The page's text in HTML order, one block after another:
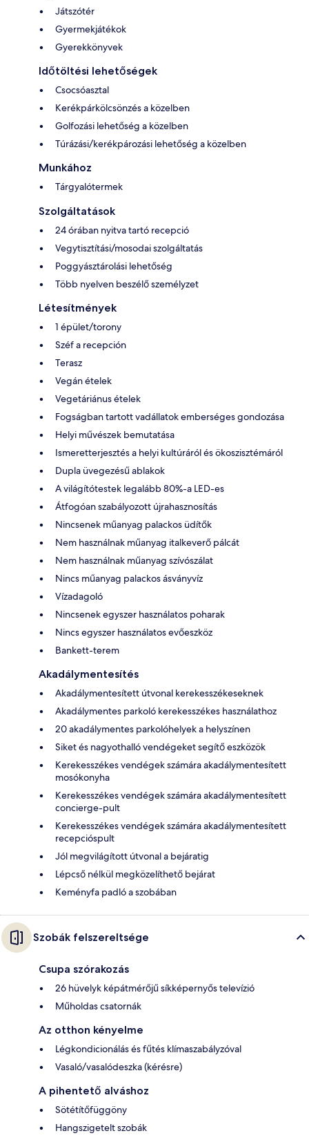
Játszótér
Gyermekjátékok
Gyerekkönyvek
Időtöltési lehetőségek
Csocsóasztal
Kerékpárkölcsönzés a közelben
Golfozási lehetőség a közelben
Túrázási/kerékpározási lehetőség a közelben
Munkához
Tárgyalótermek
Szolgáltatások
24 órában nyitva tartó recepció
Vegytisztítási/mosodai szolgáltatás
Poggyásztárolási lehetőség
Több nyelven beszélő személyzet
Létesítmények
1 épület/torony
Széf a recepción
Terasz
Vegán ételek
Vegetáriánus ételek
Fogságban tartott vadállatok emberséges gondozása
Helyi művészek bemutatása
Ismeretterjesztés a helyi kultúráról és ökoszisztémáról
Dupla üvegezésű ablakok
A világítótestek legalább 80%-a LED-es
Átfogóan szabályozott újrahasznosítás
Nincsenek műanyag palackos üdítők
Nem használnak műanyag italkeverő pálcát
Nem használnak műanyag szívószálat
Nincs műanyag palackos ásványvíz
Vízadagoló
Nincsenek egyszer használatos poharak
Nincs egyszer használatos evőeszköz
Bankett-terem
Akadálymentesítés
Akadálymentesített útvonal kerekesszékeseknek
Akadálymentes parkoló kerekesszékes használathoz
20 akadálymentes parkolóhelyek a helyszínen
Siket és nagyothalló vendégeket segítő eszközök
Kerekesszékes vendégek számára akadálymentesített
mosókonyha
Kerekesszékes vendégek számára akadálymentesített
concierge-pult
Kerekesszékes vendégek számára akadálymentesített
recepcióspult
Jól megvilágított útvonal a bejáratig
Lépcső nélkül megközelíthető bejárat
Keményfa padló a szobában
Szobák felszereltsége
Csupa szórakozás
26 hüvelyk képátmérőjű síkképernyős televízió
Műholdas csatornák
Az otthon kényelme
Légkondicionálás és fűtés klímaszabályzóval
Vasaló/vasalódeszka (kérésre)
A pihentető alváshoz
Sötétítőfüggöny
Hangszigetelt szobák